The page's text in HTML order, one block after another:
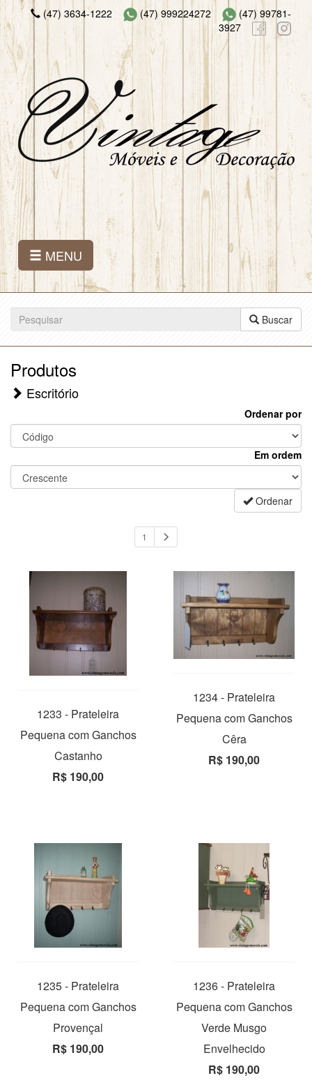
(47) 3634-1222 (47) 999224272
(47) 99781-
3927
MENU
Buscar
Produtos
Escritório
Ordenar por
Em ordem
Ordenar
1
1233 - Prateleira
Pequena com Ganchos
Castanho
R$ 190,00
1234 - Prateleira
Pequena com Ganchos
Cêra
R$ 190,00
1235 - Prateleira
Pequena com Ganchos
Provençal
R$ 190,00
1236 - Prateleira
Pequena com Ganchos
Verde Musgo
Envelhecido
R$ 190,00